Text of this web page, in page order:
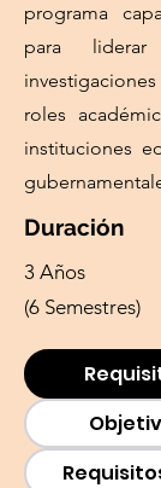
programa
para liderar
roles
instituciones
Duración
3 Años
(6 Semestres)